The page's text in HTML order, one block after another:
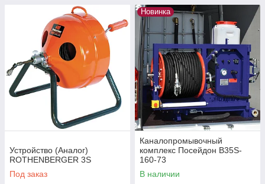
Устройство (Аналог)
ROTHENBERGER 3S
Под заказ
Новинка
Каналопромывочный
комплекс Посейдон B35S-
160-73
В наличии